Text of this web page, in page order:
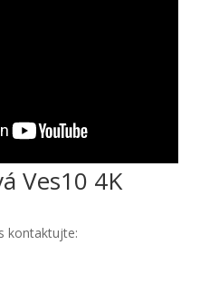
Ves10 4K
kontaktujte: